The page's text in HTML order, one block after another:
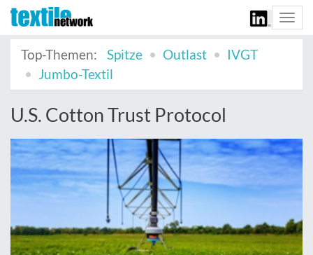
Top-Themen:
Spitze Outlast
IVGT
Jumbo-Textil
U.S. Cotton Trust Protocol